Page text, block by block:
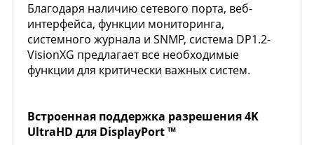
Благодаря наличию сетевого порта, веб-
интерфейса, функции мониторинга,
системного журнала и SNMP, система DP1.2-
VisionXG предлагает все необходимые
функции для критически важных систем.
Встроенная поддержка разрешения 4K
UltraHD для DisplayPort ™